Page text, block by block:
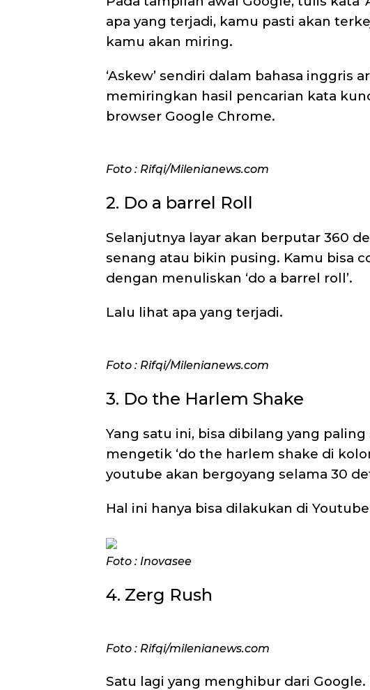
apa yang terjadi, kamu pasti akan
kamu akan miring.
‘Askew’ sendiri dalam bahasa inggris
memiringkan hasil pencarian kata
browser Google Chrome.
Foto : Rifqi/Milenianews.com
2. Do a barrel Roll
Selanjutnya layar akan berputar 360
senang atau bikin pusing. Kamu bisa
dengan menuliskan ‘do a barrel roll’.
Lalu lihat apa yang terjadi.
Foto : Rifqi/Milenianews.com
3. Do the Harlem Shake
Yang satu ini, bisa dibilang yang
mengetik ‘do the harlem shake di
youtube akan bergoyang selama 30
Hal ini hanya bisa dilakukan di
Foto : Inovasee
4. Zerg Rush
Foto : Rifqi/milenianews.com
Satu lagi yang menghibur dari